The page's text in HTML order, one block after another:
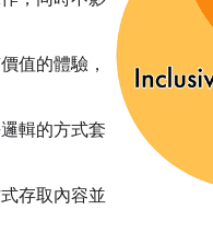
值的體驗，
輯的方式套
存取內容並